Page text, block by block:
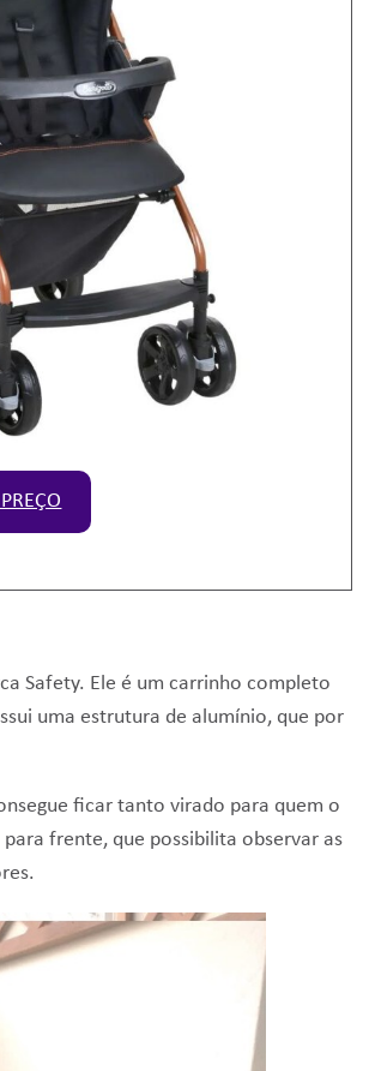
Safety. Ele é um carrinho completo
uma estrutura de alumínio, que por
ficar tanto virado para quem o
frente, que possibilita observar as